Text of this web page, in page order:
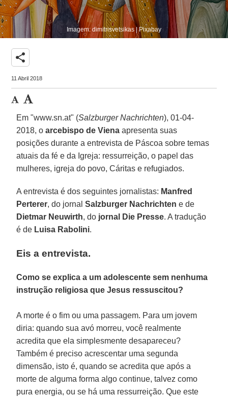
Imagem: dimitrisvetsikas | Pixabay
share
11 Abril 2018
Em "www.sn.at" (Salzburger Nachrichten), 01-04-
2018, oarcebispo de Viena apresenta suas
posições durante a entrevista de Páscoa sobre temas
atuais da fé e da Igreja: ressurreição, o papel das
mulheres, igreja do povo, Cáritas e refugiados.
A entrevista é dos seguintes jornalistas: Manfred
Perterer, do jornalSalzburger Nachrichten e de
Dietmar Neuwirth, do jornal Die Presse. A tradução
é de Luisa Rabolini.
Eis a entrevista.
Como se explica a um adolescente sem nenhuma
instrução religiosa que Jesus ressuscitou?
A morte é o fim ou uma passagem. Para um jovem
diria: quando sua avó morreu, você realmente
acredita que ela simplesmente desapareceu?
Também é preciso acrescentar uma segunda
dimensão, isto é, quando se acredita que após a
morte de alguma forma algo continue, talvez como
pura energia, ou se há uma ressurreição. Que este